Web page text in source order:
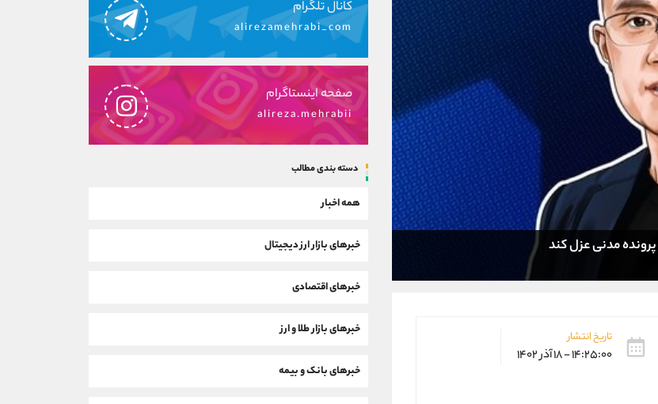
مدنی عزل کند
تاریخ انتشار
۱۴:۲۵:۰۰ - ۱۸ آذر ۱۴۰۲
کانال تلگرام
alirezamehrabi_com
صفحه اینستاگرام
alireza.mehrabii
دسته بندی مطالب
همه اخبار
خبرهای بازار ارز دیجیتال
خبرهای اقتصادی
خبرهای بازار طلا و ارز
خبرهای بانک و بیمه